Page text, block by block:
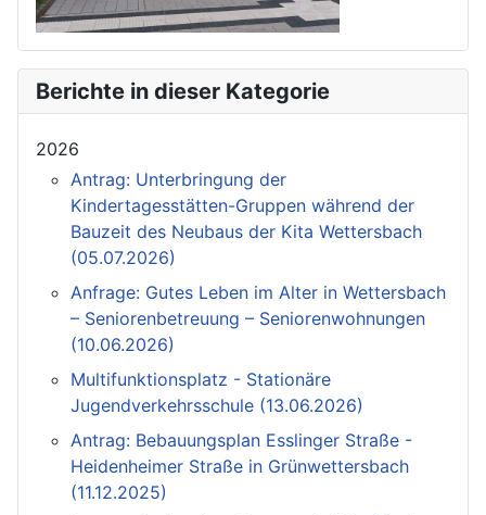
Berichte in dieser Kategorie
2026
Antrag: Unterbringung der
Kindertagesstätten-Gruppen während der
Bauzeit des Neubaus der Kita Wettersbach
(05.07.2026)
Anfrage: Gutes Leben im Alter in Wettersbach
– Seniorenbetreuung – Seniorenwohnungen
(10.06.2026)
Multifunktionsplatz - Stationäre
Jugendverkehrsschule (13.06.2026)
Antrag: Bebauungsplan Esslinger Straße -
Heidenheimer Straße in Grünwettersbach
(11.12.2025)